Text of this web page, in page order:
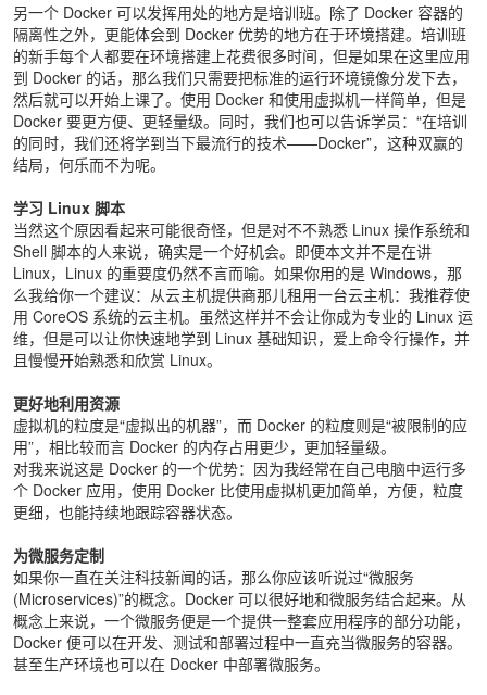
另一个 Docker 可以发挥用处的地方是培训班。除了 Docker 容器的
隔离性之外，更能体会到 Docker 优势的地方在于环境搭建。培训班
的新手每个人都要在环境搭建上花费很多时间，但是如果在这里应用
到 Docker 的话，那么我们只需要把标准的运行环境镜像分发下去，
然后就可以开始上课了。使用 Docker 和使用虚拟机一样简单，但是
Docker 要更方便、更轻量级。同时，我们也可以告诉学员：“在培训
的同时，我们还将学到当下最流行的技术——Docker”，这种双赢的
结局，何乐而不为呢。
学习 Linux 脚本
当然这个原因看起来可能很奇怪，但是对不不熟悉 Linux 操作系统和
Shell 脚本的人来说，确实是一个好机会。即便本文并不是在讲
Linux，Linux 的重要度仍然不言而喻。如果你用的是 Windows，那
么我给你一个建议：从云主机提供商那儿租用一台云主机：我推荐使
用 CoreOS 系统的云主机。虽然这样并不会让你成为专业的 Linux 运
维，但是可以让你快速地学到 Linux 基础知识，爱上命令行操作，并
且慢慢开始熟悉和欣赏 Linux。
更好地利用资源
虚拟机的粒度是“虚拟出的机器”，而 Docker 的粒度则是“被限制的应
用”，相比较而言 Docker 的内存占用更少，更加轻量级。
对我来说这是 Docker 的一个优势：因为我经常在自己电脑中运行多
个 Docker 应用，使用 Docker 比使用虚拟机更加简单，方便，粒度
更细，也能持续地跟踪容器状态。
为微服务定制
如果你一直在关注科技新闻的话，那么你应该听说过“微服务
(Microservices)”的概念。Docker 可以很好地和微服务结合起来。从
概念上来说，一个微服务便是一个提供一整套应用程序的部分功能，
Docker 便可以在开发、测试和部署过程中一直充当微服务的容器。
甚至生产环境也可以在 Docker 中部署微服务。